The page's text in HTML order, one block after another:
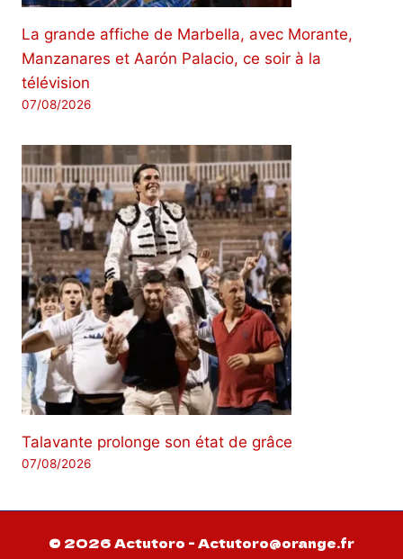
La grande affiche de Marbella, avec Morante,
Manzanares et Aarón Palacio, ce soir à la
télévision
07/08/2026
Talavante prolonge son état de grâce
07/08/2026
© 2026 Actutoro - Actutoro@orange.fr